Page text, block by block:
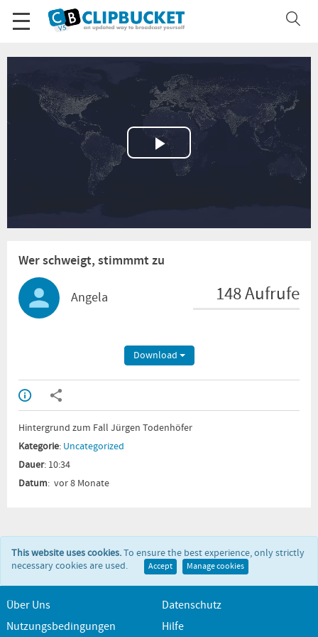
Play
Wer schweigt, stimmmt zu
Angela 148 Aufrufe
Download
Hintergrund zum Fall Jürgen Todenhöfer
Kategorie: Uncategorized
Dauer: 10:34
Datum: vor 8 Monate
This website uses cookies.To ensure the best experience, only strictly
necessary cookies are used.
Accept Manage cookies
Über Uns
Datenschutz
Nutzungsbedingungen
Hilfe